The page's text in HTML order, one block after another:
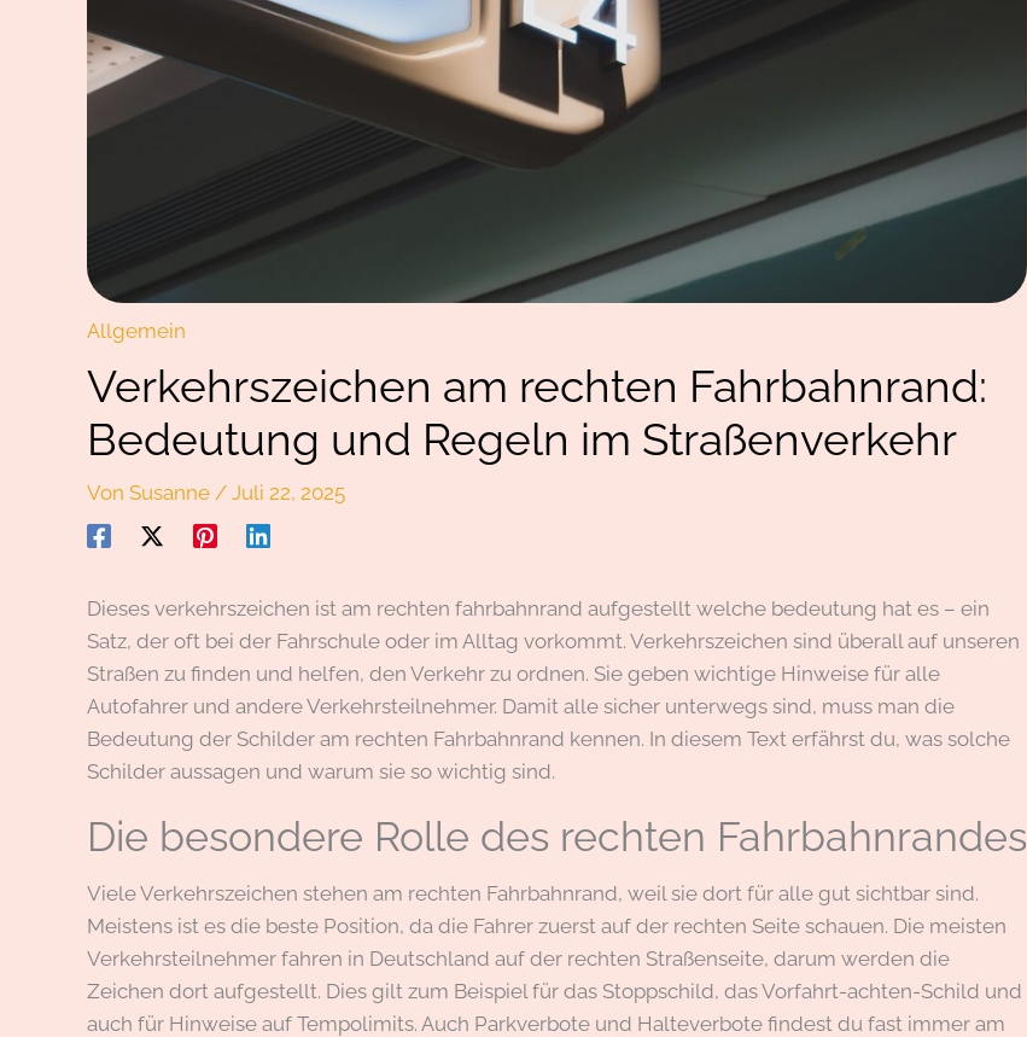
Allgemein
Verkehrszeichen am rechten Fahrbahnrand:
Bedeutung und Regeln im Straßenverkehr
Von Susanne / Juli 22, 2025
Dieses verkehrszeichen ist am rechten fahrbahnrand aufgestellt welche bedeutung hat es – ein
Satz, der oft bei der Fahrschule oder im Alltag vorkommt. Verkehrszeichen sind überall auf unseren
Straßen zu finden und helfen, den Verkehr zu ordnen. Sie geben wichtige Hinweise für alle
Autofahrer und andere Verkehrsteilnehmer. Damit alle sicher unterwegs sind, muss man die
Bedeutung der Schilder am rechten Fahrbahnrand kennen. In diesem Text erfährst du, was solche
Schilder aussagen und warum sie so wichtig sind.
Die besondere Rolle des rechten Fahrbahnrandes
Viele Verkehrszeichen stehen am rechten Fahrbahnrand, weil sie dort für alle gut sichtbar sind.
Meistens ist es die beste Position, da die Fahrer zuerst auf der rechten Seite schauen. Die meisten
Verkehrsteilnehmer fahren in Deutschland auf der rechten Straßenseite, darum werden die
Zeichen dort aufgestellt. Dies gilt zum Beispiel für das Stoppschild, das Vorfahrt-achten-Schild und
auch für Hinweise auf Tempolimits. Auch Parkverbote und Halteverbote findest du fast immer am